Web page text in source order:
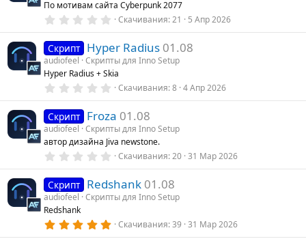
ё
з
По мотивам сайта Cyberpunk 2077
0
0
з
в
ё
з
Скачивания 21 5 Апр 2026
Скрипт Hyper Radius 01.08
audiofeel Скрипты для Inno Setup
Hyper Radius + Skia
0
0
з
в
ё
з
Скачивания 8 4 Апр 2026
Скрипт Froza 01.08
audiofeel Скрипты для Inno Setup
автор дизайна Jiva newstone.
0
0
з
в
з
Скачивания 20 31 Мар 2026
Скрипт Redshank 01.08
audiofeel Скрипты для Inno Setup
Redshank
5Скачивания 39 31 Мар 2026